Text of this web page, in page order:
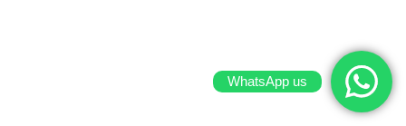
WhatsApp us